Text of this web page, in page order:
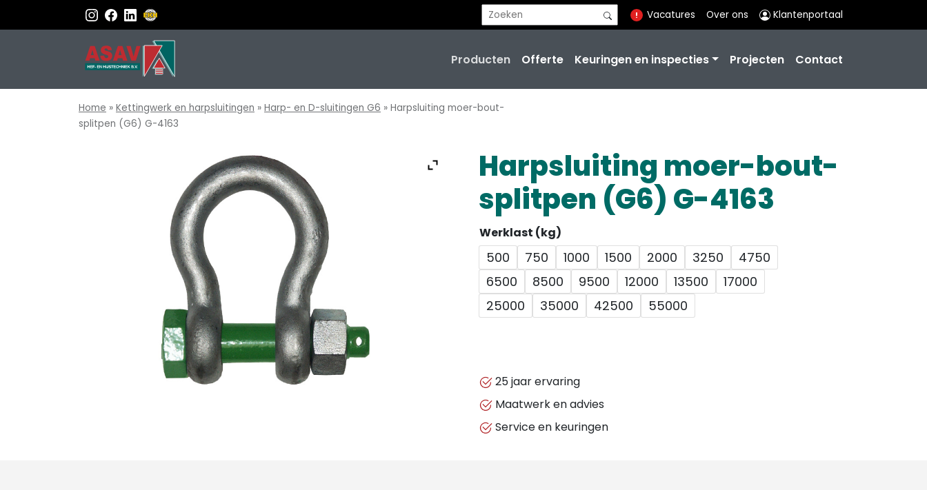
Vacatures Over ons Klantenportaal
Producten Offerte Keuringen en inspecties Projecten Contact
Home » Kettingwerk en harpsluitingen » Harp- en D-sluitingen G6 » Harpsluiting moer-bout-
splitpen (G6) G-4163
Harpsluiting moer-bout-
splitpen (G6) G-4163
Werklast (kg)
500 750 1000 1500 2000 3250
4750
6500
8500 9500 12000 13500
17000
25000
35000 42500 55000
25 jaar ervaring
Maatwerk en advies
Service en keuringen